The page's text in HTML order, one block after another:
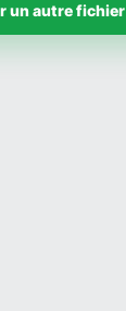
un autre fichier